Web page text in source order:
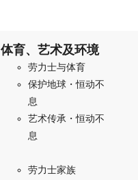
体育、艺术及环境
劳力士与体育
保护地球・恒动不
息
艺术传承・恒动不
息
劳力士家族